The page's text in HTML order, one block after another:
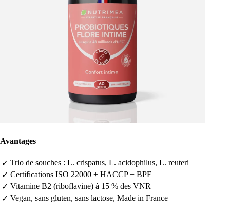
Avantages
✓ Trio de souches : L. crispatus, L. acidophilus, L. reuteri
✓ Certifications ISO 22000 + HACCP + BPF
✓ Vitamine B2 (riboflavine) à 15 % des VNR
✓ Vegan, sans gluten, sans lactose, Made in France